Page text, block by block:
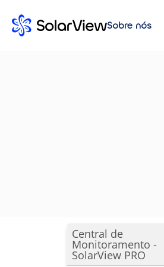
Sobre nós
Central de
Monitoramento -
SolarView PRO